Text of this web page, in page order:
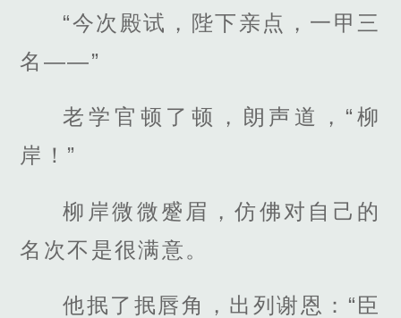
“今次殿试，陛下亲点，一甲三
名——”
老学官顿了顿，朗声道，“柳
岸！”
柳岸微微蹙眉，仿佛对自己的
名次不是很满意。
他抿了抿唇角，出列谢恩：“臣